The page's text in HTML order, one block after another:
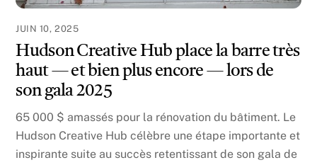
JUIN 10, 2025
Hudson Creative Hub place la barre très
haut — et bien plus encore — lors de
son gala 2025
65 000 $ amassés pour la rénovation du bâtiment. Le
Hudson Creative Hub célèbre une étape importante et
inspirante suite au succès retentissant de son gala de